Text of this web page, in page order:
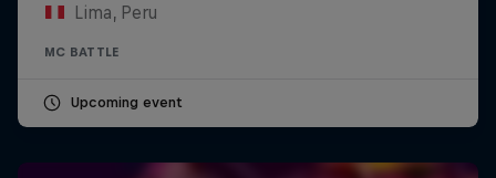
Lima, Peru
MC BATTLE
Upcoming event